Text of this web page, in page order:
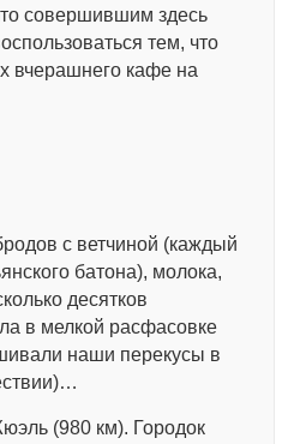
совершившим здесь
тем, что
вчерашнего кафе на
с ветчиной (каждый
батона), молока,
десятков
в мелкой расфасовке
наши перекусы в
(980 км). Городок